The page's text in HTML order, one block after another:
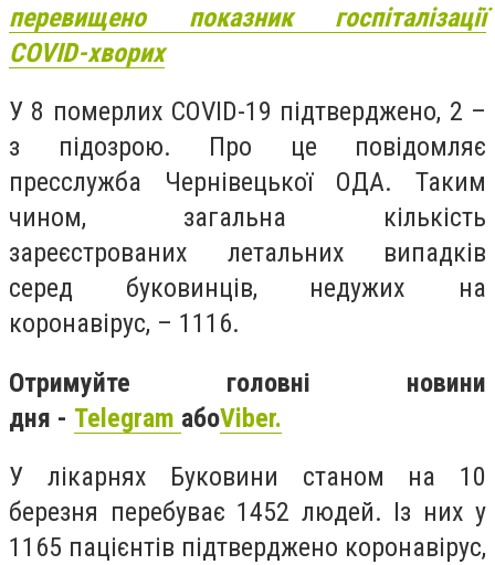
перевищено показник госпіталізації
COVID-хворих
У 8 померлих COVID-19 підтверджено, 2 –
з підозрою. Про це повідомляє
пресслужба Чернівецької ОДА. Таким
чином, загальна кількість
зареєстрованих летальних випадків
серед буковинців, недужих на
коронавірус, – 1116.
Отримуйте головні новини
дня - Telegram абоViber.
У лікарнях Буковини станом на 10
березня перебуває 1452 людей. Із них у
1165 пацієнтів підтверджено коронавірус,